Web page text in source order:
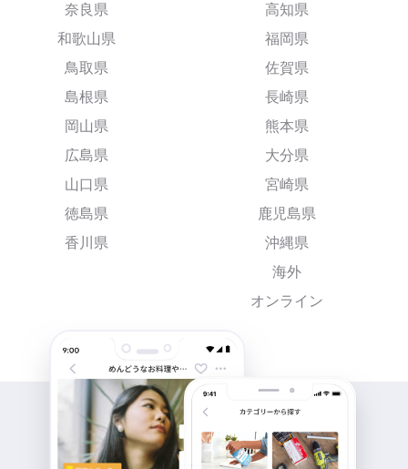
奈良県
和歌山県
鳥取県
島根県
岡山県
広島県
山口県
徳島県
香川県
高知県
福岡県
佐賀県
長崎県
熊本県
大分県
宮崎県
鹿児島県
沖縄県
海外
オンライン